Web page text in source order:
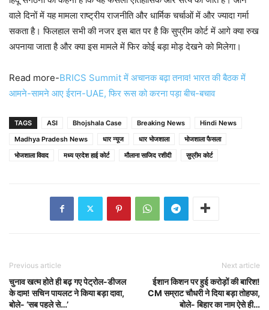
वाले दिनों में यह मामला राष्ट्रीय राजनीति और धार्मिक चर्चाओं में और ज्यादा गर्मा
सकता है। फिलहाल सभी की नजर इस बात पर है कि सुप्रीम कोर्ट में आगे क्या रुख
अपनाया जाता है और क्या इस मामले में फिर कोई बड़ा मोड़ देखने को मिलेगा।
Read more-BRICS Summit में अचानक बढ़ा तनाव! भारत की बैठक में
आमने-सामने आए ईरान-UAE, फिर रूस को करना पड़ा बीच-बचाव
TAGS ASI Bhojshala Case Breaking News
Hindi News
Madhya Pradesh News
धार न्यूज धार भोजशाला
भोजशाला फैसला
भोजशाला विवाद
मध्य प्रदेश हाई कोर्ट मौलाना साजिद रशीदी सुप्रीम कोर्ट
Previous article
चुनाव खत्म होते ही बढ़ गए पेट्रोल-डीजल
के दाम! सचिन पायलट ने किया बड़ा दावा,
बोले- ‘सब पहले से…’
Next article
ईशान किशन पर हुई करोड़ों की बारिश!
CM सम्राट चौधरी ने दिया बड़ा तोहफा,
बोले- बिहार का नाम ऐसे ही…